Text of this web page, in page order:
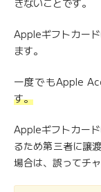
きないことです。
Appleギフトカー
ます。
一度でもApple
す。
Appleギフトカー
るため第三者に譲
場合は、誤ってチ